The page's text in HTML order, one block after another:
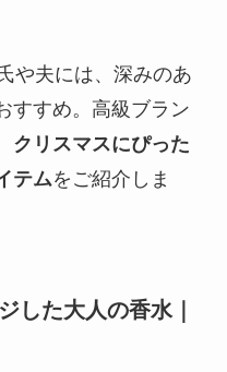
した大人の香水｜